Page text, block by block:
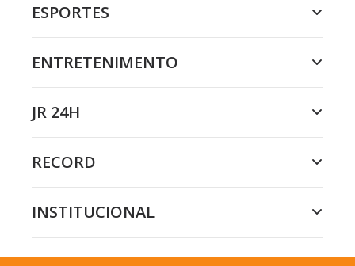
ESPORTES
ENTRETENIMENTO
JR 24H
RECORD
INSTITUCIONAL